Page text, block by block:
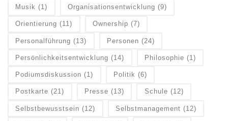
Musik (1) Organisationsentwicklung (9)
Orientierung (11) Ownership (7)
Personalführung (13) Personen (24)
Persönlichkeitsentwicklung (14) Philosophie (1)
Podiumsdiskussion (1) Politik (6)
Postkarte (21) Presse (13) Schule (12)
Selbstbewusstsein (12) Selbstmanagement (12)